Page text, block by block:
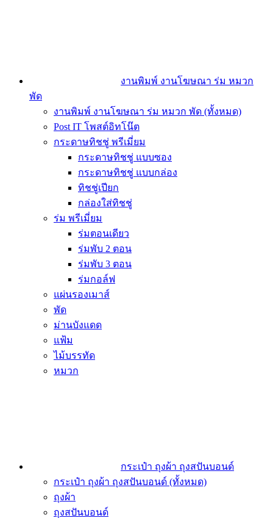
งานพิมพ์ งานโฆษณา ร่ม หมวก
พัด
งานพิมพ์ งานโฆษณา ร่ม หมวก พัด (ทั้งหมด)
Post IT โพสต์อิทโน๊ต
กระดาษทิชชู่ พรีเมี่ยม
กระดาษทิชชู่ แบบซอง
กระดาษทิชชู่ แบบกล่อง
ทิชชู่เปียก
กล่องใส่ทิชชู่
ร่ม พรีเมี่ยม
ร่มตอนเดียว
ร่มพับ 2 ตอน
ร่มพับ 3 ตอน
ร่มกอล์ฟ
แผ่นรองเมาส์
พัด
ม่านบังแดด
แฟ้ม
ไม้บรรทัด
หมวก
กระเป๋า ถุงผ้า ถุงสปันบอนด์
กระเป๋า ถุงผ้า ถุงสปันบอนด์ (ทั้งหมด)
ถุงผ้า
ถุงสปันบอนด์